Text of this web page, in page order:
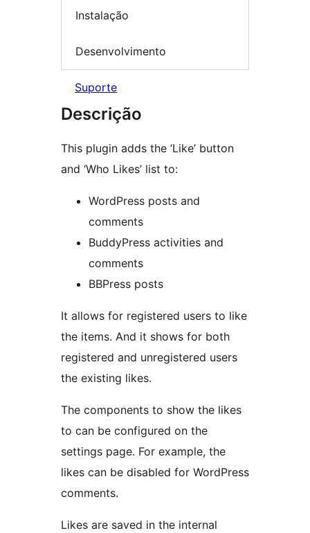
Instalação
Desenvolvimento
Suporte
Descrição
This plugin adds the ‘Like’ button
and ‘Who Likes’ list to:
WordPress posts and
comments
BuddyPress activities and
comments
BBPress posts
It allows for registered users to like
the items. And it shows for both
registered and unregistered users
the existing likes.
The components to show the likes
to can be configured on the
settings page. For example, the
likes can be disabled for WordPress
comments.
Likes are saved in the internal